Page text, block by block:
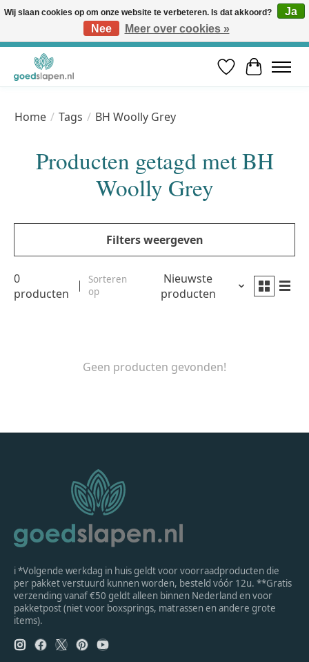
Vóór 12u besteld, volgende werkdag in huis* | Gratis verzending vanaf €50 | Professioneel slaapadvies
Verlanglijst
Home / Tags / BH Woolly Grey
Producten getagd met BH
Woolly Grey
Filters weergeven
0
producten
Sorteren
op
Nieuwste
producten
Geen producten gevonden!
ℹ *Volgende werkdag in huis geldt voor voorraadproducten die
per pakket verstuurd kunnen worden, besteld vóór 12u. **Gratis
verzending vanaf €50 geldt alleen binnen Nederland en voor
pakketpost (niet voor boxsprings, matrassen en andere grote
items).
Wij slaan cookies op om onze website te verbeteren. Is dat akkoord?
Ja
Nee
Meer over cookies »